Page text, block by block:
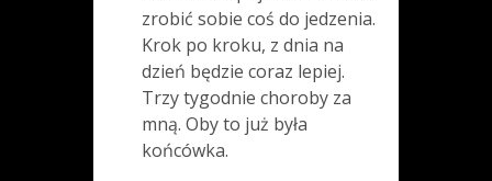
zrobić sobie coś do jedzenia.
Krok po kroku, z dnia na
dzień będzie coraz lepiej.
Trzy tygodnie choroby za
mną. Oby to już była
końcówka.